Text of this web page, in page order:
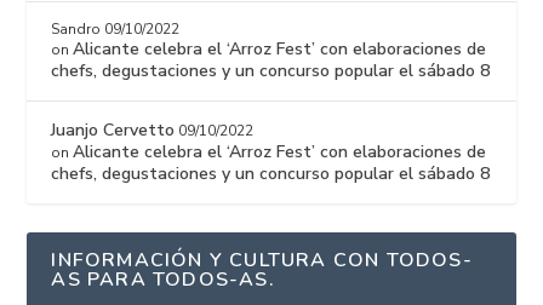
Sandro 09/10/2022
onAlicante celebra el ‘Arroz Fest’ con elaboraciones de
chefs, degustaciones y un concurso popular el sábado 8
Juanjo Cervetto 09/10/2022
onAlicante celebra el ‘Arroz Fest’ con elaboraciones de
chefs, degustaciones y un concurso popular el sábado 8
INFORMACIÓN Y CULTURA CON TODOS-
AS PARA TODOS-AS.